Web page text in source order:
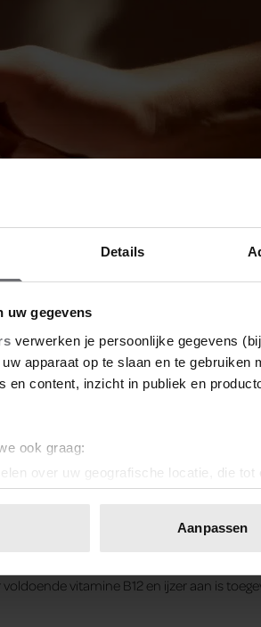
Details
uw gegevens
verwerken je persoonlijke gegevens
apparaat op te slaan en te
en content, inzicht in publiek en
ook graag:
over uw geografische locatie, die
door het actief te scannen op
wijzigen of intrekken in de
en advertenties te
Ook delen we informatie over uw
Aanpassen
eerste advies om dit aan te vullen met
dien goedkoper dan supplementen. In
C namelijk ook andere voedingsstoffen,
vrouwen en kleine kinderen hebben
is het lastig om genoeg vitamines
vitamine B12 en ijzer aan is